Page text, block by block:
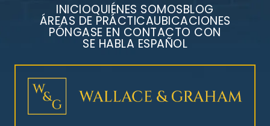
INICIOQUIÉNES SOMOSBLOG
ÁREAS DE PRÁCTICAUBICACIONES
PÓNGASE EN CONTACTO CON
SE HABLA ESPAÑOL